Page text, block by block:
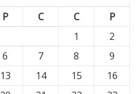
P C C
P
1
2
6 7 8
9
13 14 15
16